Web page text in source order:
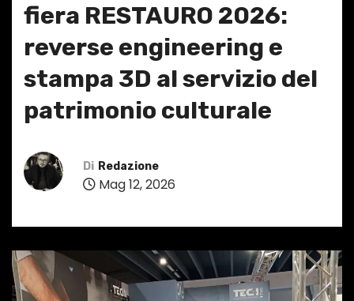
fiera RESTAURO 2026:
reverse engineering e
stampa 3D al servizio del
patrimonio culturale
Di Redazione
Mag 12, 2026